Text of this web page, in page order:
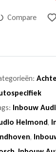
Compare
Inbouw
Helmond,
,